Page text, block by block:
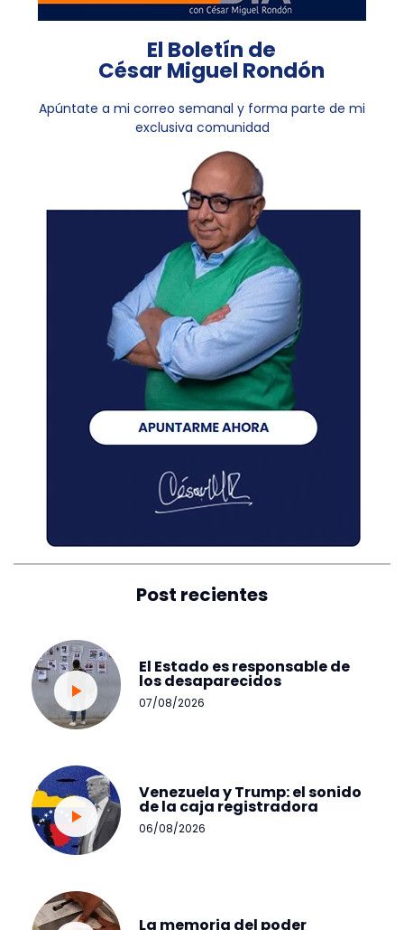
El Boletín de
César Miguel Rondón
Apúntate a mi correo semanal y forma parte de mi
exclusiva comunidad
Post recientes
El Estado es responsable de
los desaparecidos
07/08/2026
Venezuela y Trump: el sonido
de la caja registradora
06/08/2026
La memoria del poder